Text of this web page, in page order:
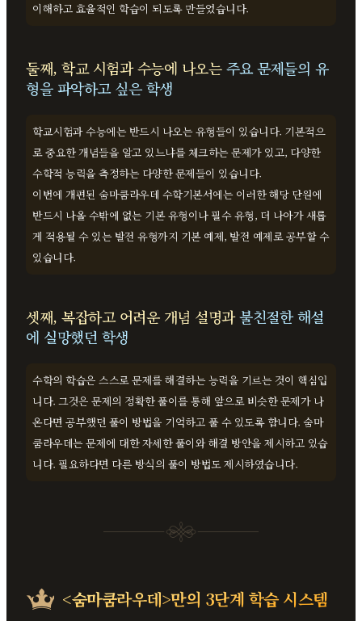
이해하고 효율적인 학습이 되도록 만들었습니다.
둘째, 학교 시험과 수능에 나오는주요 문제들의 유
형을 파악하고 싶은 학생
학교시험과 수능에는 반드시 나오는 유형들이 있습니다. 기본적으
로 중요한 개념들을 알고 있느냐를 체크하는 문제가 있고, 다양한
수학적 능력을 측정하는 다양한 문제들이 있습니다.
이번에 개편된 숨마쿰라우데 수학기본서에는 이러한 해당 단원에
반드시 나올 수밖에 없는 기본 유형이나 필수 유형, 더 나아가 새롭
게 적용될 수 있는 발전 유형까지 기본 예제, 발전 예제로 공부할 수
있습니다.
셋째, 복잡하고 어려운 개념 설명과불친절한 해설
에 실망했던 학생
수학의 학습은 스스로 문제를 해결하는 능력을 기르는 것이 핵심입
니다. 그것은 문제의 정확한 풀이를 통해 앞으로 비슷한 문제가 나
온다면 공부했던 풀이 방법을 기억하고 풀 수 있도록 합니다. 숨마
쿰라우데는 문제에 대한 자세한 풀이와 해결 방안을 제시하고 있습
니다. 필요하다면 다른 방식의 풀이 방법도 제시하였습니다.
<숨마쿰라우데>만의 3단계 학습 시스템